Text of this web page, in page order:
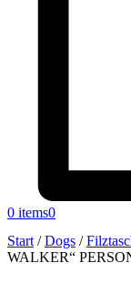
0 items0
Start /Dogs /
WALKER“